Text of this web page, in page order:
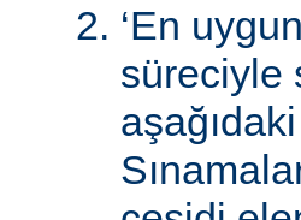
‘En
süreciyle